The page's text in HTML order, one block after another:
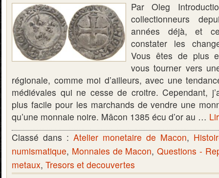
Par Oleg
collectionneurs
années déjà, et
constater les
Vous êtes de plus
vous tourner vers
régionale, comme moi d’ailleurs, avec une
médiévales qui ne cesse de croitre. Cependant,
plus facile pour les marchands de vendre une
qu’une monnaie noire. Mâcon 1385 écu d’or au …
Classé dans : Atelier monetaire de Macon,
numismatique, Monnaies de Macon, Questions -
metaux, Tresors et decouvertes